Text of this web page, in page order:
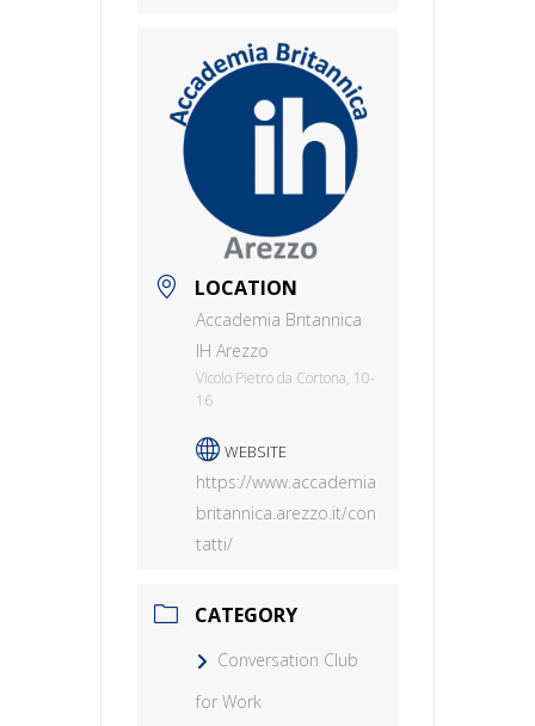
LOCATION
Accademia Britannica
IH Arezzo
Vicolo Pietro da Cortona, 10-
16
WEBSITE
https://www.accademia
britannica.arezzo.it/con
tatti/
CATEGORY
Conversation Club
for Work